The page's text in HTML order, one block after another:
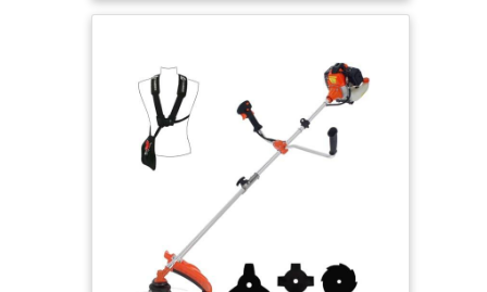
design porté sur le côté et sa poignée en U, cette
tondeuse thermique offre une manipulation
stable et confortable. La longue canne et le poids
bien réparti facilitent son transport et son
utilisation dans différents espaces du jardin.
【Sécurité et Facilité d'Utilisation】Pour une
protection optimale, des lunettes et des gants sont
inclus. Les commandes sont conçues pour une
prise en main intuitive, et les précautions d'usage
sont détaillées pour une exploitation en toute
sécurité. 【Polyvalence avec Accessoires
Complets】Ce rotofil thermique est livré avec
plusieurs accessoires, dont une lame 3 dents
(diamètre approx. 27cm) et une tête fil plastique